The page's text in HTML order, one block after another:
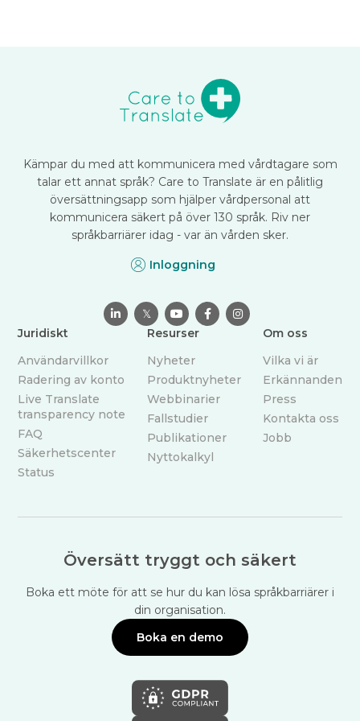
Kämpar du med att kommunicera med vårdtagare som
talar ett annat språk? Care to Translate är en pålitlig
översättningsapp som hjälper vårdpersonal att
kommunicera säkert på över 130 språk. Riv ner
språkbarriärer idag - var än vården sker.
Inloggning
 𝕏   
Juridiskt
Användarvillkor
Radering av konto
Live Translate
transparency note
FAQ
Säkerhetscenter
Status
Resurser
Nyheter
Produktnyheter
Webbinarier
Fallstudier
Publikationer
Nyttokalkyl
Om oss
Vilka vi är
Erkännanden
Press
Kontakta oss
Jobb
Översätt tryggt och säkert
Boka ett möte för att se hur du kan lösa språkbarriärer i
din organisation.
Boka en demo